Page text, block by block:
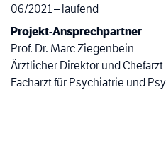
06/2021 – laufend
Projekt-Ansprechpartner
Prof. Dr. Marc Ziegenbein
Ärztlicher Direktor und Chefarzt
Facharzt für Psychiatrie und